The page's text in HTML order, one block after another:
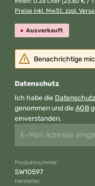
Preise inkl. MwSt. zzgl.
Ausverkauft
Benachrichtige
Datenschutz
Ich habe die
genommen und dieAGB
einverstanden.
Produktnummer:
SW10597
Hersteller: